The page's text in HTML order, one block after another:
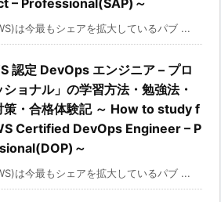
は今最もシェアを拡大しているパブ ...
認定 DevOps エンジニア – プロ
ショナル」の学習方法・勉強法・
策・合格体験記 ～ How to study f
Certified DevOps Engineer – P
～
は今最もシェアを拡大しているパブ ...